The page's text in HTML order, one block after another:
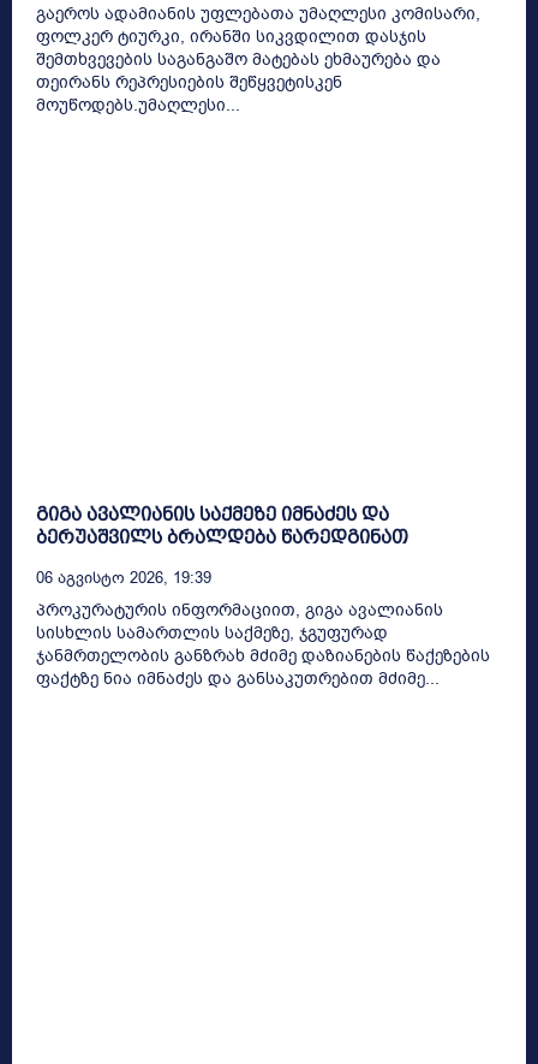
გაეროს ადამიანის უფლებათა უმაღლესი კომისარი,
ფოლკერ ტიურკი, ირანში სიკვდილით დასჯის
შემთხვევების საგანგაშო მატებას ეხმაურება და
თეირანს რეპრესიების შეწყვეტისკენ
მოუწოდებს.უმაღლესი...
გიგა ავალიანის საქმეზე იმნაძეს და
ბერუაშვილს ბრალდება წარედგინათ
06 Აგვისტო 2026, 19:39
პროკურატურის ინფორმაციით, გიგა ავალიანის
სისხლის სამართლის საქმეზე, ჯგუფურად
ჯანმრთელობის განზრახ მძიმე დაზიანების წაქეზების
ფაქტზე ნია იმნაძეს და განსაკუთრებით მძიმე...